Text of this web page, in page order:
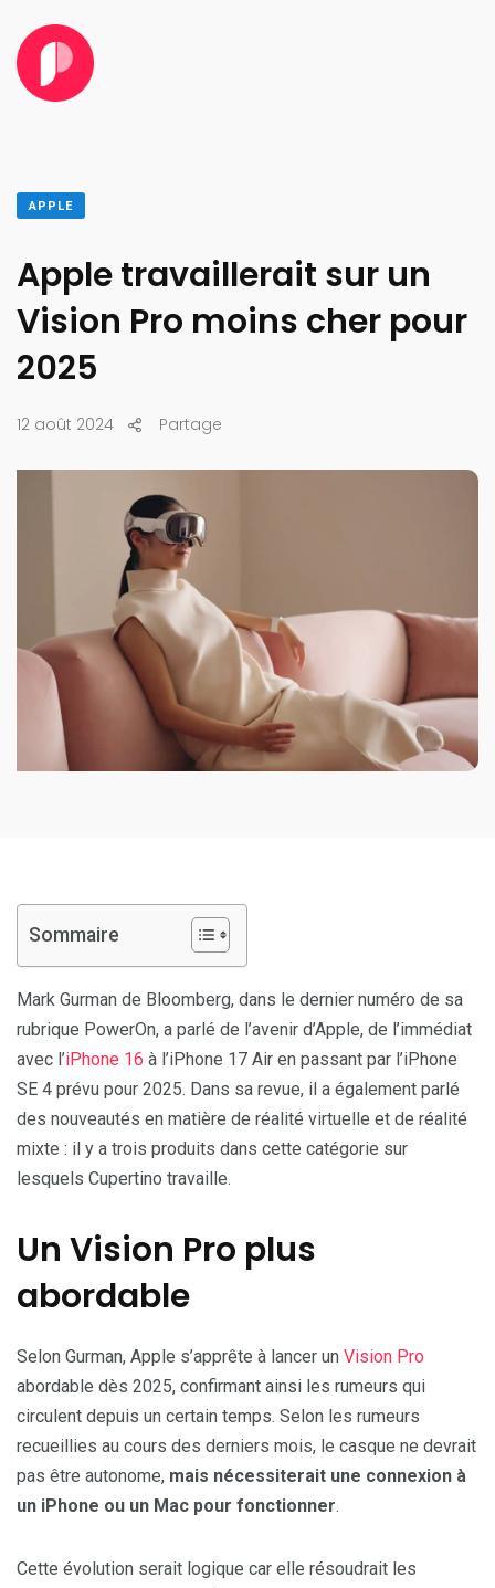
APPLE
Apple travaillerait sur un
Vision Pro moins cher pour
2025
12 août 2024 Partage
Sommaire
Mark Gurman de Bloomberg, dans le dernier numéro de sa
rubrique PowerOn, a parlé de l’avenir d’Apple, de l’immédiat
avec l’iPhone 16 à l’iPhone 17 Air en passant par l’iPhone
SE 4 prévu pour 2025. Dans sa revue, il a également parlé
des nouveautés en matière de réalité virtuelle et de réalité
mixte : il y a trois produits dans cette catégorie sur
lesquels Cupertino travaille.
Un Vision Pro plus
abordable
Selon Gurman, Apple s’apprête à lancer un Vision Pro
abordable dès 2025, confirmant ainsi les rumeurs qui
circulent depuis un certain temps. Selon les rumeurs
recueillies au cours des derniers mois, le casque ne devrait
pas être autonome, mais nécessiterait une connexion à
un iPhone ou un Mac pour fonctionner.
Cette évolution serait logique car elle résoudrait les